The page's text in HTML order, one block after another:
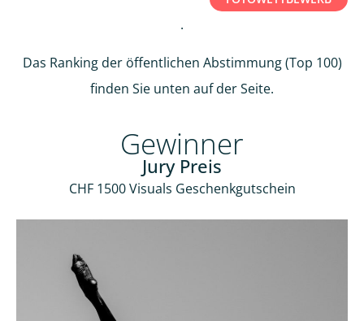
.
Das Ranking der öffentlichen Abstimmung (Top 100)
finden Sie unten auf der Seite.
Gewinner
Jury Preis
CHF 1500 Visuals Geschenkgutschein